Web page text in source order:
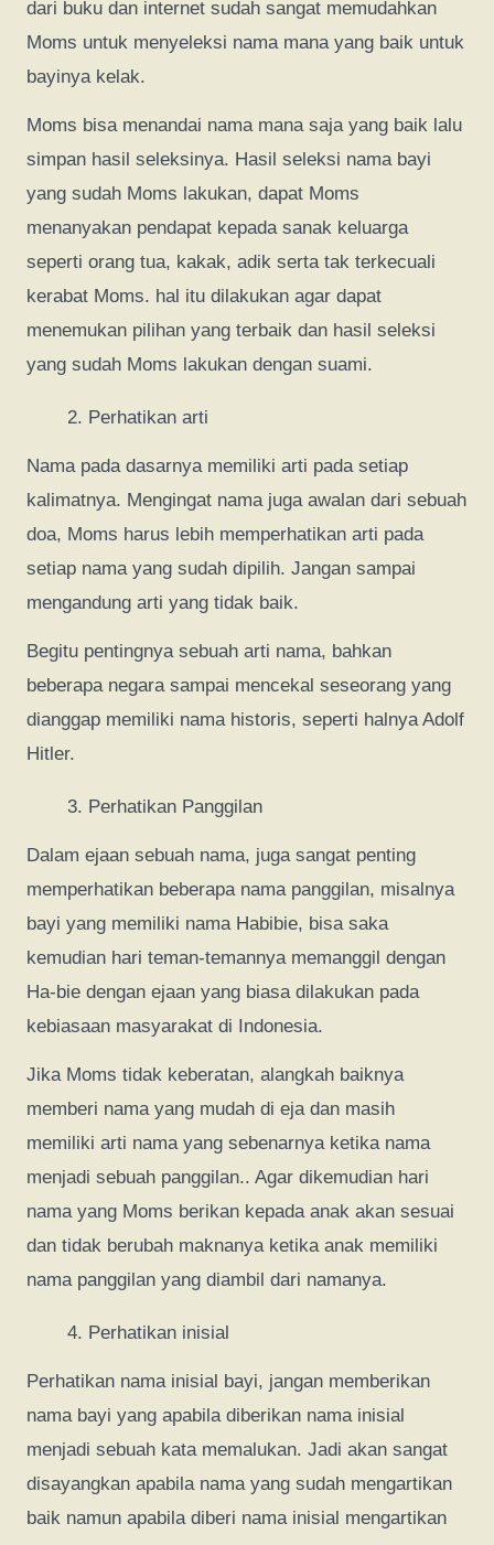
dari buku dan internet sudah sangat memudahkan
Moms untuk menyeleksi nama mana yang baik untuk
bayinya kelak.
Moms bisa menandai nama mana saja yang baik lalu
simpan hasil seleksinya. Hasil seleksi nama bayi
yang sudah Moms lakukan, dapat Moms
menanyakan pendapat kepada sanak keluarga
seperti orang tua, kakak, adik serta tak terkecuali
kerabat Moms. hal itu dilakukan agar dapat
menemukan pilihan yang terbaik dan hasil seleksi
yang sudah Moms lakukan dengan suami.
Perhatikan arti
Nama pada dasarnya memiliki arti pada setiap
kalimatnya. Mengingat nama juga awalan dari sebuah
doa, Moms harus lebih memperhatikan arti pada
setiap nama yang sudah dipilih. Jangan sampai
mengandung arti yang tidak baik.
Begitu pentingnya sebuah arti nama, bahkan
beberapa negara sampai mencekal seseorang yang
dianggap memiliki nama historis, seperti halnya Adolf
Hitler.
Perhatikan Panggilan
Dalam ejaan sebuah nama, juga sangat penting
memperhatikan beberapa nama panggilan, misalnya
bayi yang memiliki nama Habibie, bisa saka
kemudian hari teman-temannya memanggil dengan
Ha-bie dengan ejaan yang biasa dilakukan pada
kebiasaan masyarakat di Indonesia.
Jika Moms tidak keberatan, alangkah baiknya
memberi nama yang mudah di eja dan masih
memiliki arti nama yang sebenarnya ketika nama
menjadi sebuah panggilan.. Agar dikemudian hari
nama yang Moms berikan kepada anak akan sesuai
dan tidak berubah maknanya ketika anak memiliki
nama panggilan yang diambil dari namanya.
Perhatikan inisial
Perhatikan nama inisial bayi, jangan memberikan
nama bayi yang apabila diberikan nama inisial
menjadi sebuah kata memalukan. Jadi akan sangat
disayangkan apabila nama yang sudah mengartikan
baik namun apabila diberi nama inisial mengartikan